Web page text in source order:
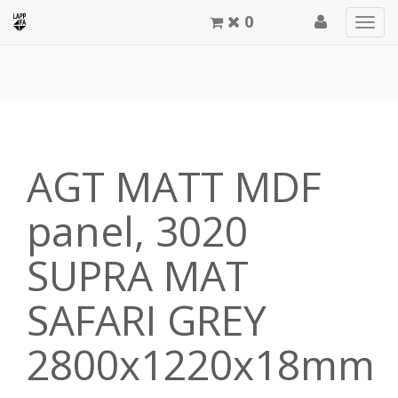
0
AGT MATT MDF
panel, 3020
SUPRA MAT
SAFARI GREY
2800x1220x18mm